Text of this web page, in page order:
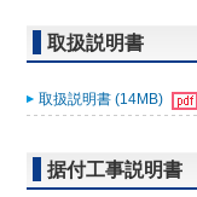
取扱説明書
取扱説明書 (14MB)
据付工事説明書